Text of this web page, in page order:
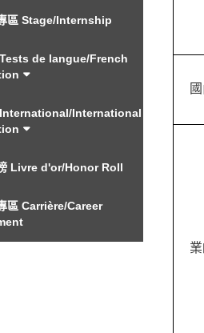
區 Stage/Internship
de langue/French
International/International
Livre d'or/Honor Roll
區 Carrière/Career